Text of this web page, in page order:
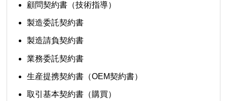
顧問契約書（技術指導）
製造委託契約書
製造請負契約書
業務委託契約書
生産提携契約書（OEM契約書）
取引基本契約書（購買）